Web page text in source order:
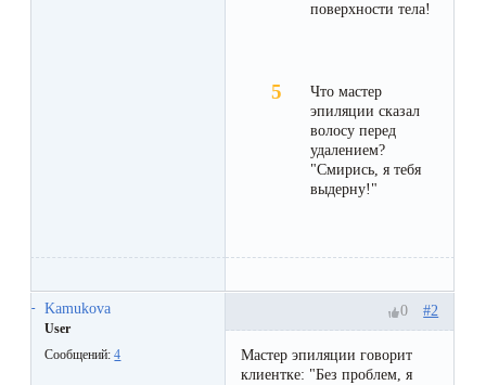
Рекомендации
по
уходу
поверхности тела!
Что мастер
эпиляции сказал
волосу перед
удалением?
"Смирись, я тебя
выдерну!"
Kamukova
User
Сообщений:4
#2
0
Мастер эпиляции говорит
клиентке: "Без проблем, я